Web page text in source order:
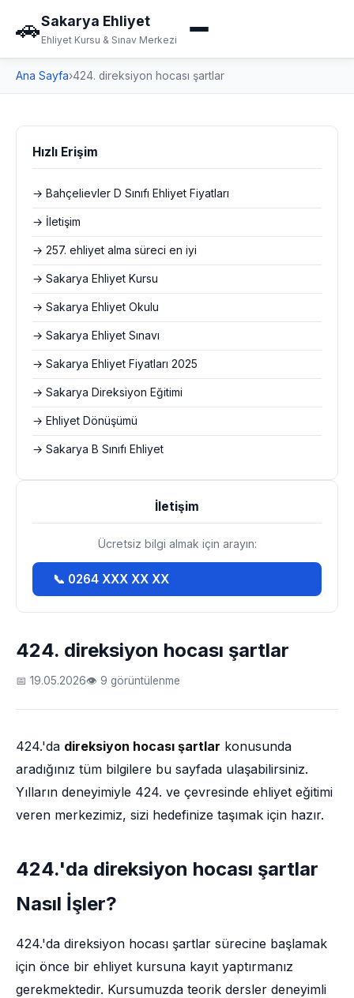
🚗Sakarya Ehliyet
Ehliyet Kursu & Sınav Merkezi
Ana Sayfa›424. direksiyon hocası şartlar
424. direksiyon hocası şartlar
📅 19.05.2026👁 9 görüntülenme
424.'da direksiyon hocası şartlar konusunda
aradığınız tüm bilgilere bu sayfada ulaşabilirsiniz.
Yılların deneyimiyle 424. ve çevresinde ehliyet eğitimi
veren merkezimiz, sizi hedefinize taşımak için hazır.
424.'da direksiyon hocası şartlar
Nasıl İşler?
424.'da direksiyon hocası şartlar sürecine başlamak
için önce bir ehliyet kursuna kayıt yaptırmanız
gerekmektedir. Kursumuzda teorik dersler deneyimli
Hızlı Erişim
→ Bahçelievler D Sınıfı Ehliyet Fiyatları
→ İletişim
→ 257. ehliyet alma süreci en iyi
→ Sakarya Ehliyet Kursu
→ Sakarya Ehliyet Okulu
→ Sakarya Ehliyet Sınavı
→ Sakarya Ehliyet Fiyatları 2025
→ Sakarya Direksiyon Eğitimi
→ Ehliyet Dönüşümü
→ Sakarya B Sınıfı Ehliyet
İletişim
Ücretsiz bilgi almak için arayın:
📞 0264 XXX XX XX